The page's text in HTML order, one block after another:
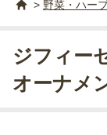
> 野菜・ハー
ジフィー
オーナメ